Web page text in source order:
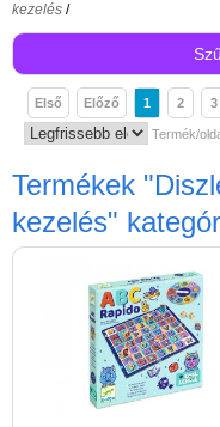
kezelés /
Első Előző 1 2 3
Termék/
Termékek
kezelés"